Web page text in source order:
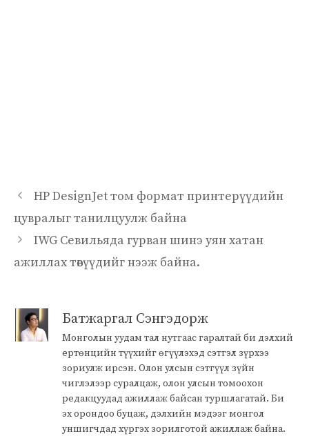
HP DesignJet том формат принтерүүдийн
цувралыг танилцуулж байна
IWG Севильяда гурван шинэ уян хатан
ажиллах төвүүдийг нээж байна.
Батжаргал Сэнгэдорж
Монголын уудам тал нутгаас гаралтай би дэлхий
ертөнцийн түүхийг өгүүлэхэд сэтгэл зүрхээ
зориулж ирсэн. Олон улсын сэтгүүл зүйн
чиглэлээр суралцаж, олон улсын томоохон
редакцуудад ажиллаж байсан туршлагатай. Би
эх орондоо буцаж, дэлхийн мэдээг монгол
уншигчдад хүргэх зорилготой ажиллаж байна.